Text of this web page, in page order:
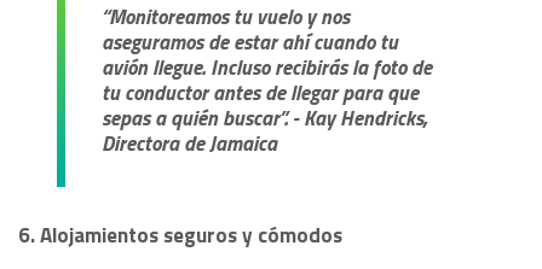
“Monitoreamos tu vuelo y nos
aseguramos de estar ahí cuando tu
avión llegue. Incluso recibirás la foto de
tu conductor antes de llegar para que
sepas a quién buscar”. - Kay Hendricks,
Directora de Jamaica
6. Alojamientos seguros y cómodos